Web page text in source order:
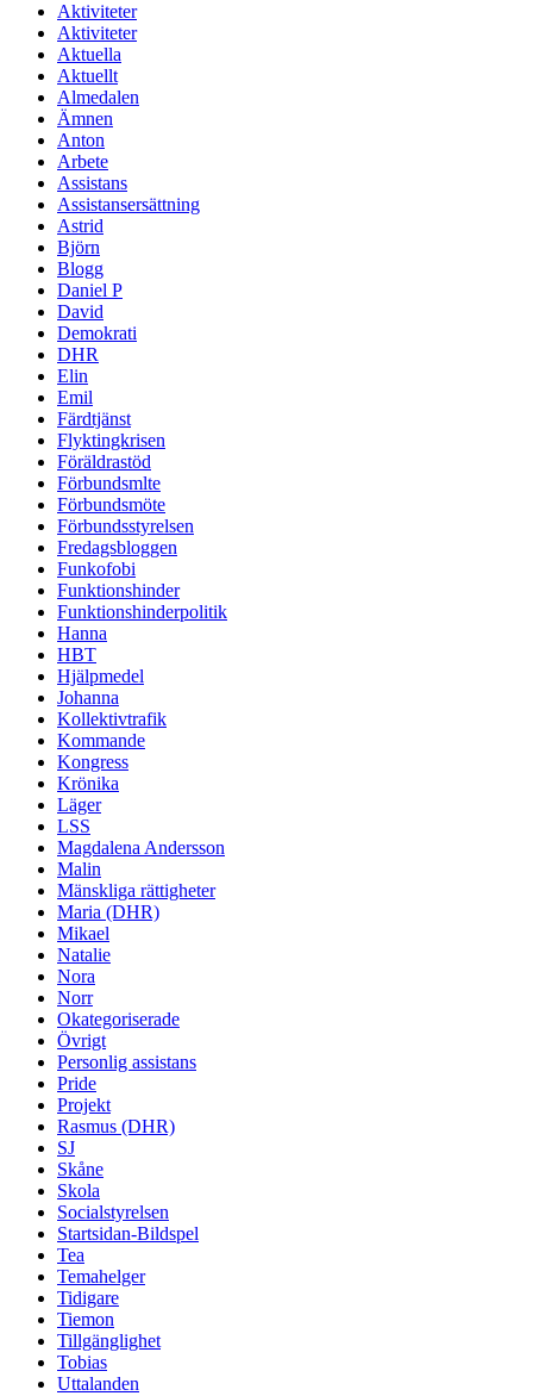
Aktiviteter
Aktiviteter
Aktuella
Aktuellt
Almedalen
Ämnen
Anton
Arbete
Assistans
Assistansersättning
Astrid
Björn
Blogg
Daniel P
David
Demokrati
DHR
Elin
Emil
Färdtjänst
Flyktingkrisen
Föräldrastöd
Förbundsmlte
Förbundsmöte
Förbundsstyrelsen
Fredagsbloggen
Funkofobi
Funktionshinder
Funktionshinderpolitik
Hanna
HBT
Hjälpmedel
Johanna
Kollektivtrafik
Kommande
Kongress
Krönika
Läger
LSS
Magdalena Andersson
Malin
Mänskliga rättigheter
Maria (DHR)
Mikael
Natalie
Nora
Norr
Okategoriserade
Övrigt
Personlig assistans
Pride
Projekt
Rasmus (DHR)
SJ
Skåne
Skola
Socialstyrelsen
Startsidan-Bildspel
Tea
Temahelger
Tidigare
Tiemon
Tillgänglighet
Tobias
Uttalanden